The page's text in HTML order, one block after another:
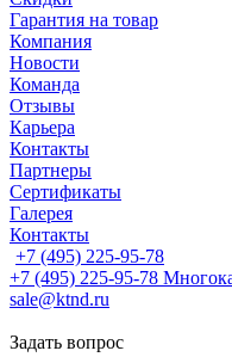
Гарантия на товар
Компания
Новости
Команда
Отзывы
Карьера
Контакты
Партнеры
Сертификаты
Галерея
Контакты
+7 (495) 225-95-78
+7 (495) 225-95-78
sale@ktnd.ru
Задать вопрос